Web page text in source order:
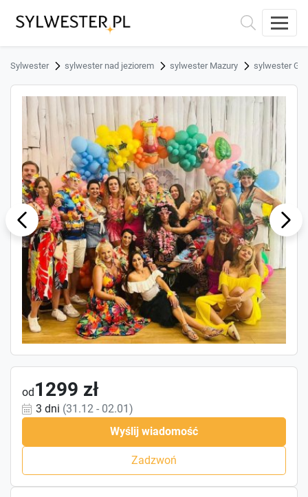
Sylwester sylwester nad jeziorem sylwester Mazury sylwester
Previ
ous
Next
od1299 zł
3 dni (31.12 - 02.01)
Wyślij wiadomość
Zadzwoń